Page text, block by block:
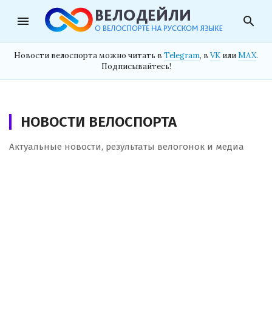
menu search
Новости велоспорта можно читать в Telegram, в VK илиMAX.
Подписывайтесь!
НОВОСТИ ВЕЛОСПОРТА
Актуальные новости, результаты велогонок и медиа